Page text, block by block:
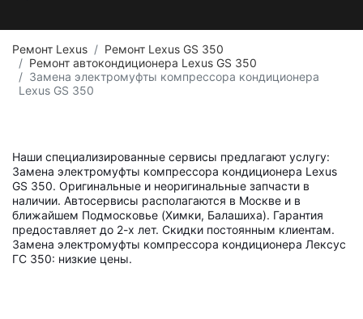
Ремонт Lexus
Ремонт Lexus GS 350
Ремонт автокондиционера Lexus GS 350
Замена электромуфты компрессора кондиционера
Lexus GS 350
Наши специализированные сервисы предлагают услугу:
Замена электромуфты компрессора кондиционера Lexus
GS 350. Оригинальные и неоригинальные запчасти в
наличии. Автосервисы располагаются в Москве и в
ближайшем Подмосковье (Химки, Балашиха). Гарантия
предоставляет до 2-х лет. Скидки постоянным клиентам.
Замена электромуфты компрессора кондиционера Лексус
ГС 350: низкие цены.